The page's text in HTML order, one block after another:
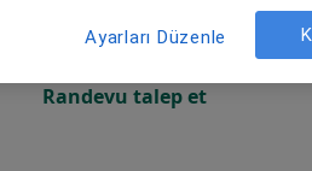
Online randevu erişime kapalı
Randevu talep et
Ayarları Düzenle